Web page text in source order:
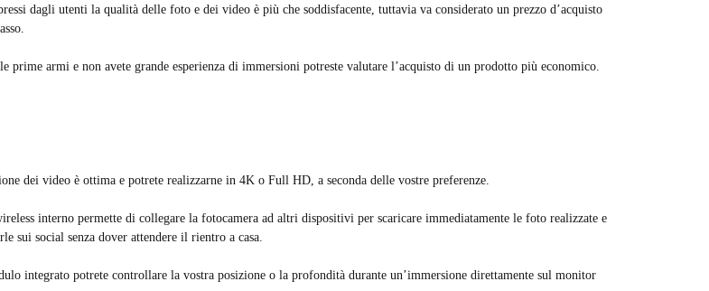
dagli utenti la qualità delle foto e dei video è più che soddisfacente, tuttavia va considerato un prezzo d’acquisto
prime armi e non avete grande esperienza di immersioni potreste valutare l’acquisto di un prodotto più economico.
dei video è ottima e potrete realizzarne in 4K o Full HD, a seconda delle vostre preferenze.
interno permette di collegare la fotocamera ad altri dispositivi per scaricare immediatamente le foto realizzate e
sui social senza dover attendere il rientro a casa.
integrato potrete controllare la vostra posizione o la profondità durante un’immersione direttamente sul monitor